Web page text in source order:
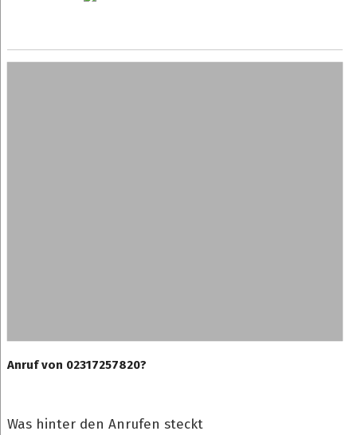
Anruf von 02317257820?
Was hinter den Anrufen steckt